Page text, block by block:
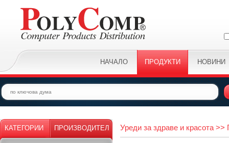
НАЧАЛО ПРОДУКТИ НОВИНИ
КАТЕГОРИИ ПРОИЗВОДИТЕЛ Уреди за здраве и красота